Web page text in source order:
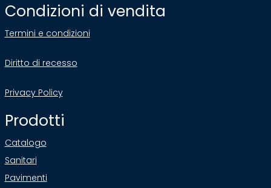
Condizioni di vendita
Termini e condizioni
Diritto di recesso
Privacy Policy
Prodotti
Catalogo
Sanitari
Pavimenti